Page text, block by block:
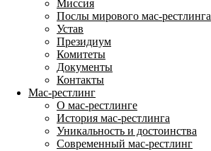
Миссия
Послы мирового мас-рестлинга
Устав
Президиум
Комитеты
Документы
Контакты
Мас-рестлинг
О мас-рестлинге
История мас-рестлинга
Уникальность и достоинства
Современный мас-рестлинг